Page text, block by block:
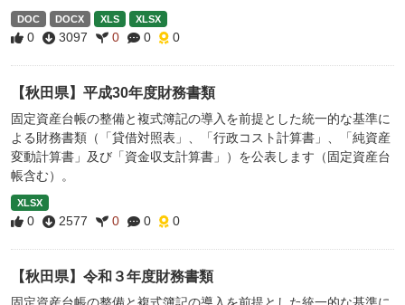
DOC DOCX XLS XLSX
0 3097 0 0 0
【秋田県】平成30年度財務書類
固定資産台帳の整備と複式簿記の導入を前提とした統一的な基準に
よる財務書類（「貸借対照表」、「行政コスト計算書」、「純資産
変動計算書」及び「資金収支計算書」）を公表します（固定資産台
帳含む）。
XLSX
0 2577 0 0 0
【秋田県】令和３年度財務書類